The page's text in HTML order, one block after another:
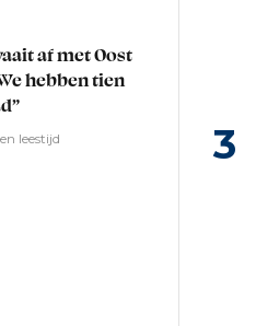
af met Oost
hebben tien
leestijd